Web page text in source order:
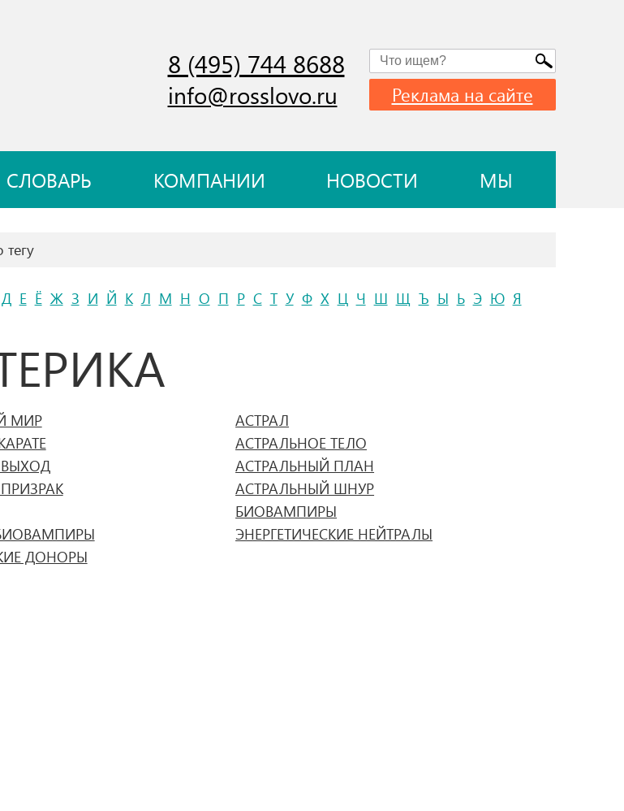
8 (495) 744 8688
info@rosslovo.ru Реклама на сайте
СЛОВАРЬ КОМПАНИИ НОВОСТИ МЫ
тегу
Д Е Ё Ж З И Й К Л М Н О П Р С Т У Ф Х Ц Ч Ш Щ Ъ Ы Ь Э Ю Я
МИР
АСТРАЛ
АСТРАЛЬНОЕ ТЕЛО
АСТРАЛЬНЫЙ ПЛАН
АСТРАЛЬНЫЙ ШНУР
БИОВАМПИРЫ
ЭНЕРГЕТИЧЕСКИЕ НЕЙТРАЛЫ
ДОНОРЫ